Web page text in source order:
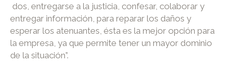
dos, entregarse a la justicia, confesar, colaborar y
entregar información, para reparar los daños y
esperar los atenuantes, ésta es la mejor opción para
la empresa, ya que permite tener un mayor dominio
de la situación”.